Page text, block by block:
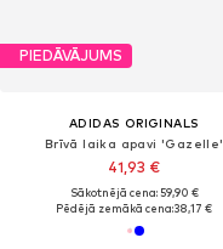
PIEDĀVĀJUMS
ADIDAS ORIGINALS
Brīvā laika apavi 'Gazelle'
41,93 €
Sākotnējā cena: 59,90 €
Pēdējā zemākā cena:38,17 €